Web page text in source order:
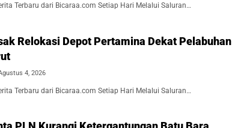
Terbaru dari Bicaraa.com Setiap Hari Melalui Saluran…
Relokasi Depot Pertamina Dekat Pelabuhan
4, 2026
Terbaru dari Bicaraa.com Setiap Hari Melalui Saluran…